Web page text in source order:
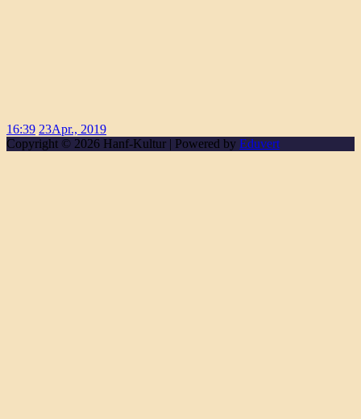
16:39 23Apr., 2019
Copyright © 2026 Hanf-Kultur | Powered by Eduvert